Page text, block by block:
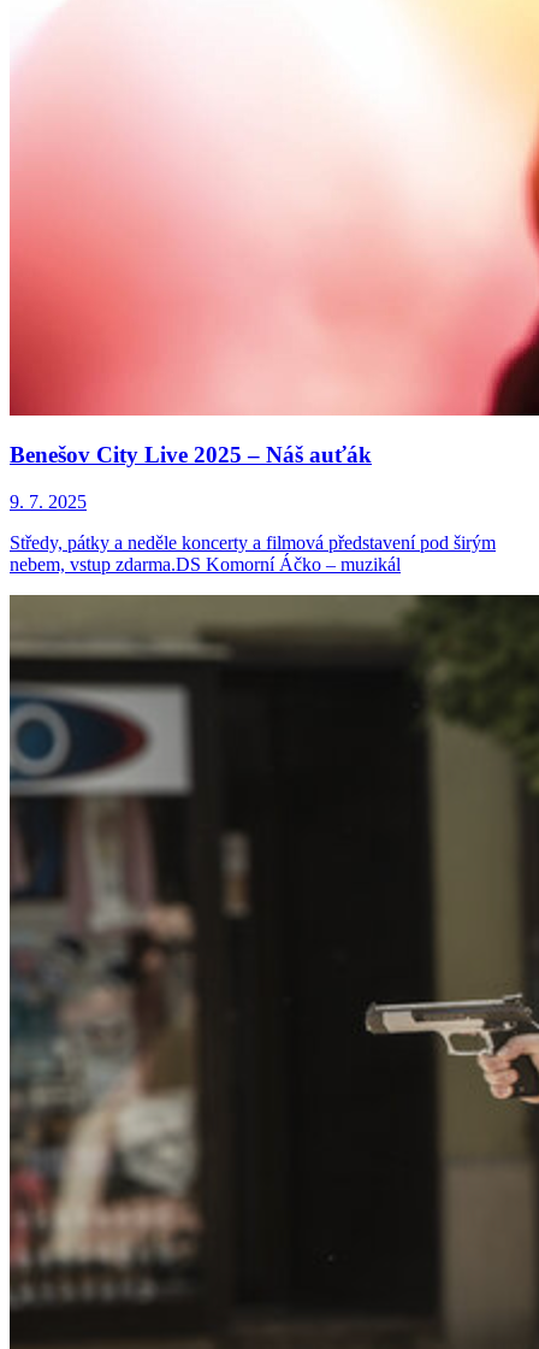
Benešov City Live 2025 – Náš auťák
9. 7. 2025
Středy, pátky a neděle koncerty a filmová představení pod širým
nebem, vstup zdarma.DS Komorní Áčko – muzikál